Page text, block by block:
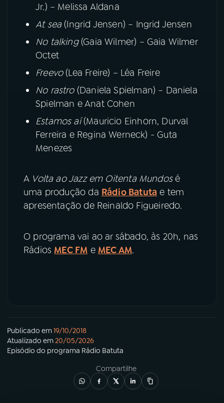
Jr.) – Melissa Aldana
At sea(Ingrid Jensen) – Ingrid Jensen
No talking(Gaia Wilmer) – Gaia Wilmer
Octet
Freevo(Lea Freire) – Léa Freire
No rastro (Daniela Spielman) – Daniela
Spielman e Anat Cohen
Estamos aí(Mauricio Einhorn, Durval
Ferreira e Regina Werneck) - Guta
Menezes
A Volta ao Jazz em Oitenta Mundosé
uma produção da Rádio Batuta e tem
apresentação de Reinaldo Figueiredo.
O programa vai ao ar sábado, às 20h, nas
Rádios MEC FM e MEC AM.
Publicado em19/10/2018
Atualizado em20/05/2026
Episódio do programa Rádio Batuta
Compartilhe